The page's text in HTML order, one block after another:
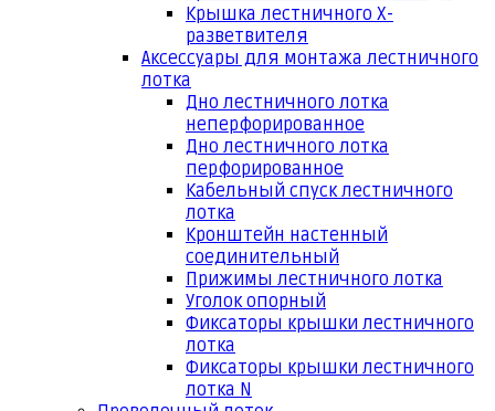
Крышка лестничного Х-
разветвителя
Аксессуары для монтажа лестничного
лотка
Дно лестничного лотка
неперфорированное
Дно лестничного лотка
перфорированное
Кабельный спуск лестничного
лотка
Кронштейн настенный
соединительный
Прижимы лестничного лотка
Уголок опорный
Фиксаторы крышки лестничного
лотка
Фиксаторы крышки лестничного
лотка N